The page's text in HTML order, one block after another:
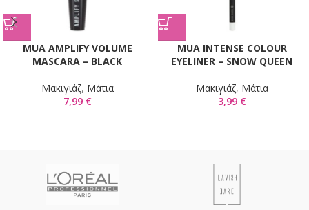
MUA AMPLIFY VOLUME
MASCARA – BLACK
Mακιγιάζ, Μάτια
7,99 €
MUA INTENSE COLOUR
EYELINER – SNOW QUEEN
Mακιγιάζ, Μάτια
3,99 €